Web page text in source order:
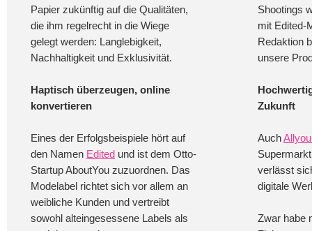
Papier zukünftig auf die Qualitäten,
die ihm regelrecht in die Wiege
gelegt werden: Langlebigkeit,
Nachhaltigkeit und Exklusivität.
Haptisch überzeugen, online
konvertieren
Eines der Erfolgsbeispiele hört auf
den Namen Edited und ist dem Otto-
Startup AboutYou zuzuordnen. Das
Modelabel richtet sich vor allem an
weibliche Kunden und vertreibt
sowohl alteingesessene Labels als
Shootings
mit Edited-
Redaktion
unsere
Zukunft
Auch
verlässt
digitale
Zwar habe